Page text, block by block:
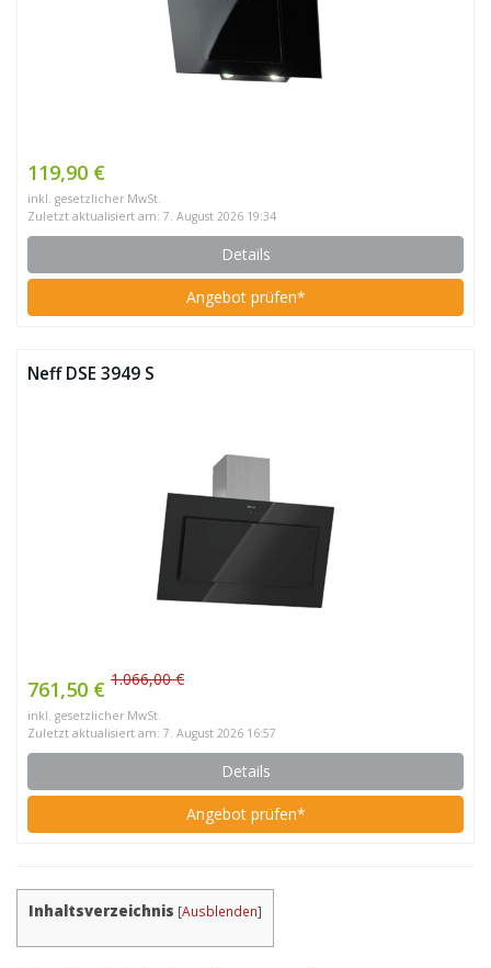
119,90 €
inkl. gesetzlicher MwSt.
Zuletzt aktualisiert am: 7. August 2026 19:34
Details
Angebot prüfen*
Neff DSE 3949 S
761,50 € 1.066,00 €
inkl. gesetzlicher MwSt.
Zuletzt aktualisiert am: 7. August 2026 16:57
Details
Angebot prüfen*
Inhaltsverzeichnis [Ausblenden]